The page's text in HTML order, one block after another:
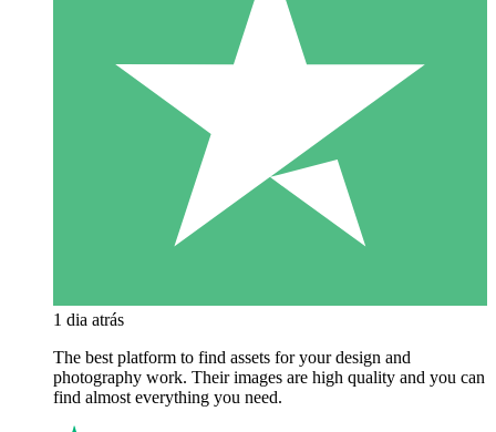
1 dia atrás
The best platform to find assets for your design and
photography work. Their images are high quality and you can
find almost everything you need.